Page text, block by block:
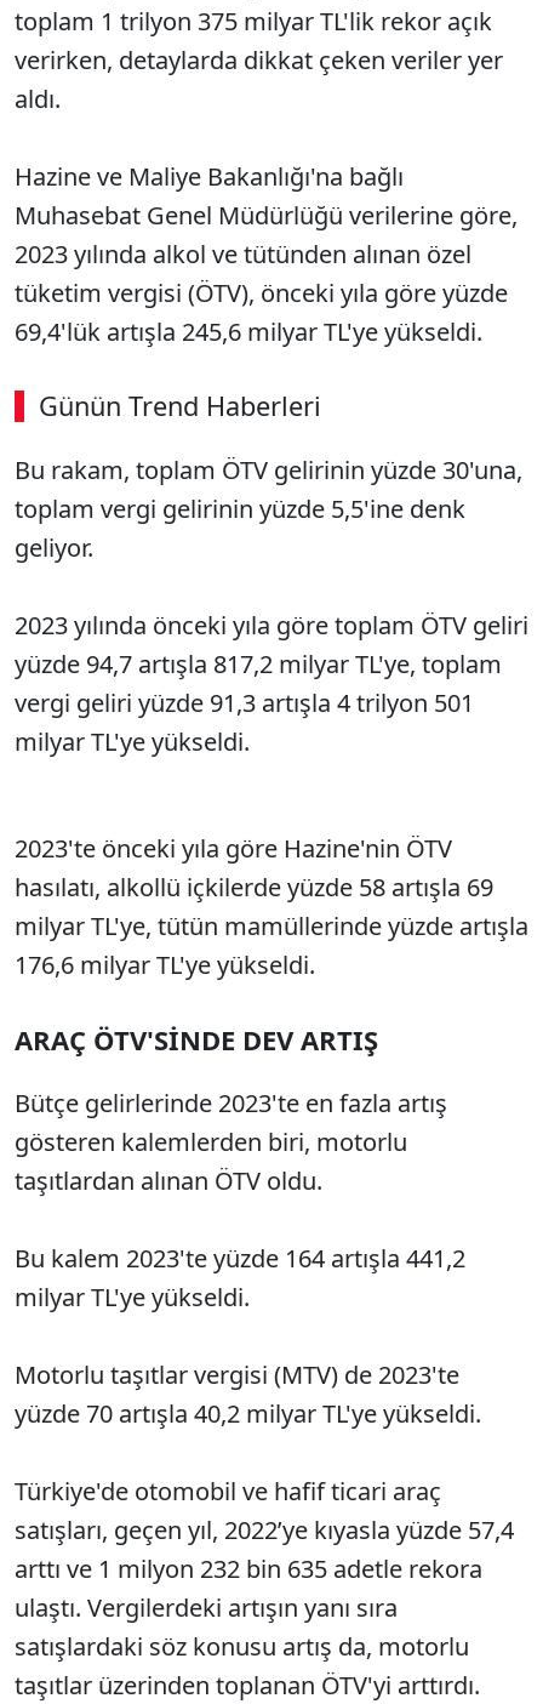
toplam 1 trilyon 375 milyar TL'lik rekor açık
verirken, detaylarda dikkat çeken veriler yer
aldı.
Hazine ve Maliye Bakanlığı'na bağlı
Muhasebat Genel Müdürlüğü verilerine göre,
2023 yılında alkol ve tütünden alınan özel
tüketim vergisi (ÖTV), önceki yıla göre yüzde
69,4'lük artışla 245,6 milyar TL'ye yükseldi.
Günün Trend Haberleri
SÖZCÜ SON DAKİKA
Bu rakam, toplam ÖTV gelirinin yüzde 30'una,
toplam vergi gelirinin yüzde 5,5'ine denk
geliyor.
2023 yılında önceki yıla göre toplam ÖTV geliri
yüzde 94,7 artışla 817,2 milyar TL'ye, toplam
vergi geliri yüzde 91,3 artışla 4 trilyon 501
milyar TL'ye yükseldi.
2023'te önceki yıla göre Hazine'nin ÖTV
hasılatı, alkollü içkilerde yüzde 58 artışla 69
milyar TL'ye, tütün mamüllerinde yüzde artışla
176,6 milyar TL'ye yükseldi.
ARAÇ ÖTV'SİNDE DEV ARTIŞ
Bütçe gelirlerinde 2023'te en fazla artış
gösteren kalemlerden biri, motorlu
taşıtlardan alınan ÖTV oldu.
Bu kalem 2023'te yüzde 164 artışla 441,2
milyar TL'ye yükseldi.
Motorlu taşıtlar vergisi (MTV) de 2023'te
yüzde 70 artışla 40,2 milyar TL'ye yükseldi.
Türkiye'de otomobil ve hafif ticari araç
satışları, geçen yıl, 2022’ye kıyasla yüzde 57,4
arttı ve 1 milyon 232 bin 635 adetle rekora
ulaştı. Vergilerdeki artışın yanı sıra
satışlardaki söz konusu artış da, motorlu
taşıtlar üzerinden toplanan ÖTV'yi arttırdı.